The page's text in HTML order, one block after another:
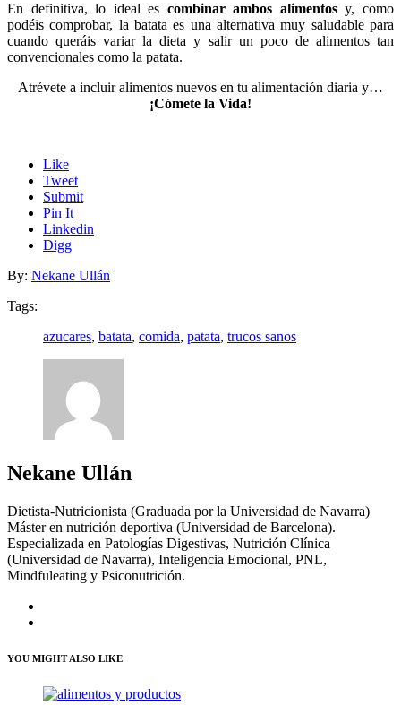
En definitiva, lo ideal es combinar ambos alimentosy, como
podéis comprobar, la batata es una alternativa muy saludable para
cuando queráis variar la dieta y salir un poco de alimentos tan
convencionales como la patata.
Atrévete a incluir alimentos nuevos en tu alimentación diaria y…
¡Cómete la Vida!
Like
Tweet
Submit
Pin It
Linkedin
Digg
By: Nekane Ullán
Tags:
azucares, batata, comida, patata, trucos sanos
Nekane Ullán
Dietista-Nutricionista (Graduada por la Universidad de Navarra)
Máster en nutrición deportiva (Universidad de Barcelona).
Especializada en Patologías Digestivas, Nutrición Clínica
(Universidad de Navarra), Inteligencia Emocional, PNL,
Mindfuleating y Psiconutrición.
YOU MIGHT ALSO LIKE